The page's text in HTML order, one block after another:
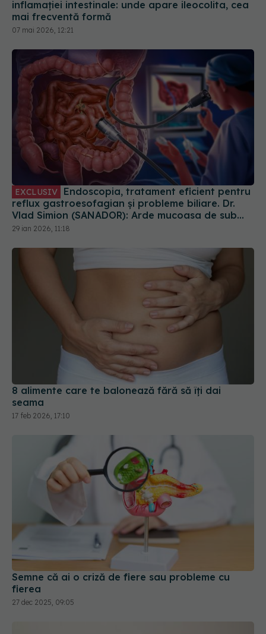
inflamației intestinale: unde apare ileocolita, cea
mai frecventă formă
07 mai 2026, 12:21
EXCLUSIV
reflux gastroesofagian și probleme biliare. Dr.
Vlad Simion (SANADOR): Arde mucoasa de sub
esofag
29 ian 2026, 11:18
8 alimente care te balonează fără să îți dai
seama
17 feb 2026, 17:10
Semne că ai o criză de fiere sau probleme cu
fierea
27 dec 2025, 09:05